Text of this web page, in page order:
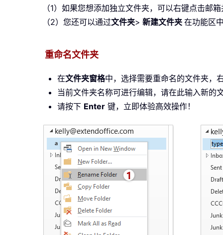
（1）如果您想添加独立文件夹，可以右键点击邮
（2）您还可以通过文件夹> 新建文件夹 在功能区
重命名文件夹
在文件夹窗格中，选择需要重命名的文件夹，
当前文件夹名称可进行编辑，请在此输入新的
请按下 Enter 键，立即体验高效操作！